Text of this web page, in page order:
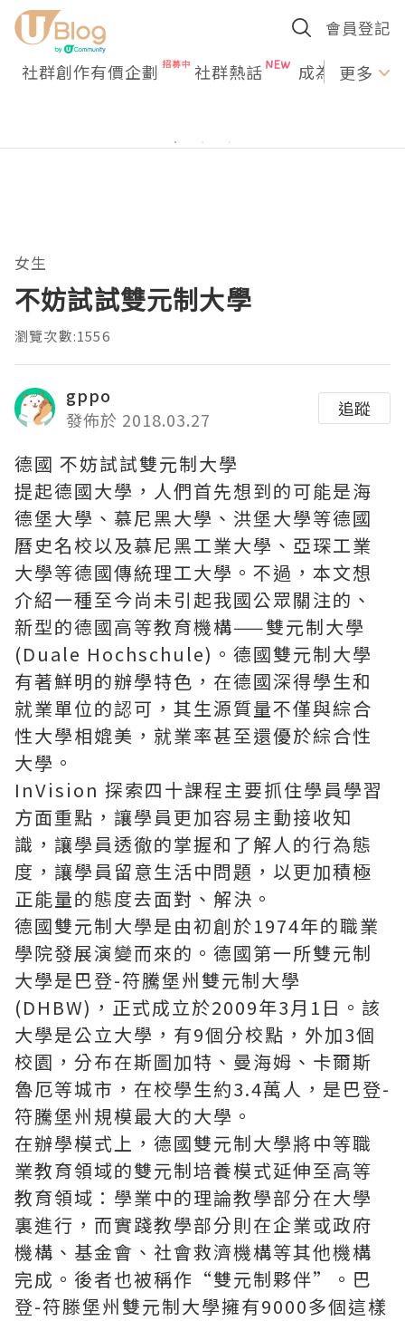
會員登記
社群創作有價企劃 社群熱話 成為U更多
女生
不妨試試雙元制大學
瀏覽次數:1556
gppo
發佈於 2018.03.27
追蹤
德國 不妨試試雙元制大學
提起德國大學，人們首先想到的可能是海
德堡大學、慕尼黑大學、洪堡大學等德國
曆史名校以及慕尼黑工業大學、亞琛工業
大學等德國傳統理工大學。不過，本文想
介紹一種至今尚未引起我國公眾關注的、
新型的德國高等教育機構——雙元制大學
(Duale Hochschule)。德國雙元制大學
有著鮮明的辦學特色，在德國深得學生和
就業單位的認可，其生源質量不僅與綜合
性大學相媲美，就業率甚至還優於綜合性
大學。
InVision 探索四十課程主要抓住學員學習
方面重點，讓學員更加容易主動接收知
識，讓學員透徹的掌握和了解人的行為態
度，讓學員留意生活中問題，以更加積極
正能量的態度去面對、解決。
德國雙元制大學是由初創於1974年的職業
學院發展演變而來的。德國第一所雙元制
大學是巴登-符騰堡州雙元制大學
(DHBW)，正式成立於2009年3月1日。該
大學是公立大學，有9個分校點，外加3個
校園，分布在斯圖加特、曼海姆、卡爾斯
魯厄等城市，在校學生約3.4萬人，是巴登-
符騰堡州規模最大的大學。
在辦學模式上，德國雙元制大學將中等職
業教育領域的雙元制培養模式延伸至高等
教育領域：學業中的理論教學部分在大學
裏進行，而實踐教學部分則在企業或政府
機構、基金會、社會救濟機構等其他機構
完成。後者也被稱作“雙元制夥伴”。巴
登-符滕堡州雙元制大學擁有9000多個這樣